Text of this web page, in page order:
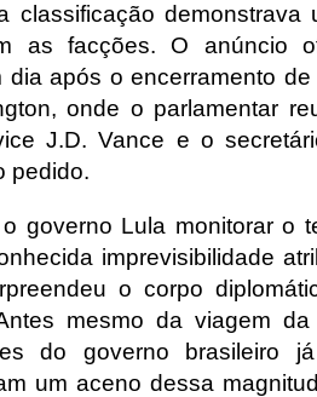
classificação
as facções. O anúncio
dia após o encerramento
onde o parlamentar
J.D. Vance e o
pedido.
governo Lula monitorar o
imprevisibilidade
o corpo
mesmo da viagem
do governo brasileiro
um aceno dessa